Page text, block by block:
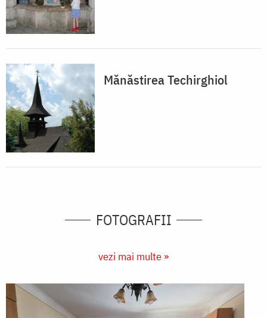
Mănăstirea Techirghiol
FOTOGRAFII
vezi mai multe »